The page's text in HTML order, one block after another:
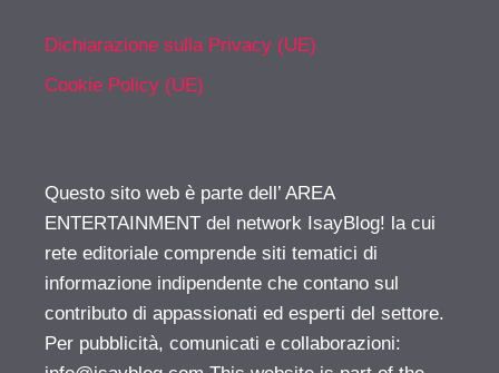
Dichiarazione sulla Privacy (UE)
Cookie Policy (UE)
Questo sito web è parte dell’ AREA
ENTERTAINMENT del network IsayBlog! la cui
rete editoriale comprende siti tematici di
informazione indipendente che contano sul
contributo di appassionati ed esperti del settore.
Per pubblicità, comunicati e collaborazioni: